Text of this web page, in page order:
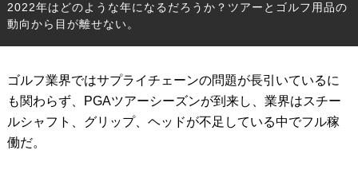
2022年はどのような年になるだろうか？ツアーとゴルフ用品の
動向から目が離せない。
ゴルフ業界ではサプライチェーンの問題が長引いているに
も関わらず、PGAツアーシーズンが到来し、業界はスチー
ルシャフト、グリップ、ヘッドが不足している中でフル稼
働だ。
FAIRWAY WOODS フェアウェイウッド
HYBRIDS ハイブリッド
IRONS アイアン
WEDGES ウェッジ
PUTTERS